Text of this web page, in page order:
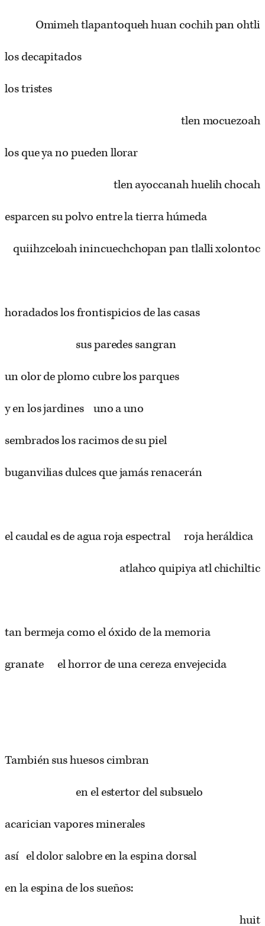
Omimeh tlapantoqueh huan cochih pan ohtli
los decapitados
los tristes
tlen mocuezoah
los que ya no pueden llorar
tlen ayoccanah huelih chocah
esparcen su polvo entre la tierra húmeda
quiihzceloah inincuechchopan pan tlalli xolontoc
horadados los frontispicios de las casas
sus paredes sangran
un olor de plomo cubre los parques
y en los jardines uno a uno
sembrados los racimos de su piel
buganvilias dulces que jamás renacerán
el caudal es de agua roja espectral roja heráldica
atlahco quipiya atl chichiltic
tan bermeja como el óxido de la memoria
granate el horror de una cereza envejecida
También sus huesos cimbran
en el estertor del subsuelo
acarician vapores minerales
así el dolor salobre en la espina dorsal
en la espina de los sueños:
huit